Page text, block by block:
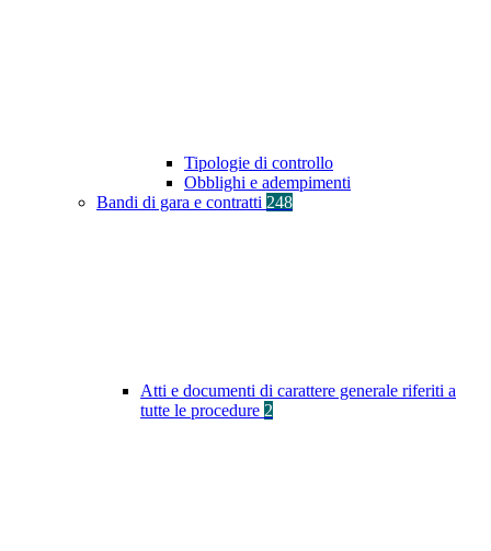
Tipologie di controllo
Obblighi e adempimenti
Bandi di gara e contratti 248
Atti e documenti di carattere generale riferiti a
tutte le procedure 2